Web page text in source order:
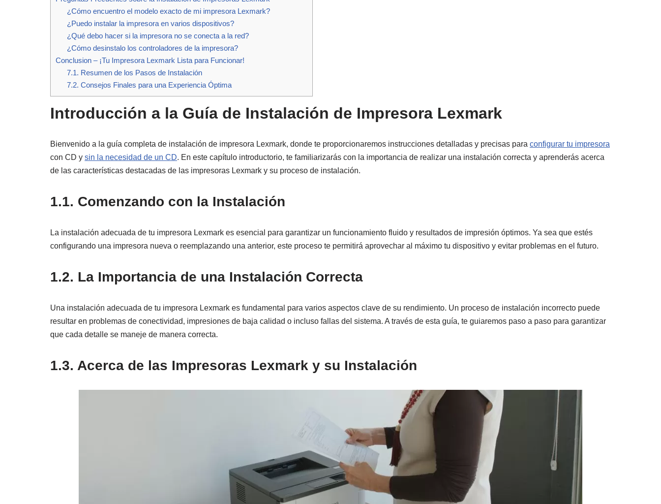
¿Cómo encuentro el modelo exacto de mi impresora Lexmark?
¿Puedo instalar la impresora en varios dispositivos?
¿Qué debo hacer si la impresora no se conecta a la red?
¿Cómo desinstalo los controladores de la impresora?
Conclusion – ¡Tu Impresora Lexmark Lista para Funcionar!
7.1. Resumen de los Pasos de Instalación
7.2. Consejos Finales para una Experiencia Óptima
Introducción a la Guía de Instalación de Impresora Lexmark
Bienvenido a la guía completa de instalación de impresora Lexmark, donde te proporcionaremos instrucciones detalladas y precisas para configurar tu impresora
con CD y sin la necesidad de un CD. En este capítulo introductorio, te familiarizarás con la importancia de realizar una instalación correcta y aprenderás acerca
de las características destacadas de las impresoras Lexmark y su proceso de instalación.
1.1. Comenzando con la Instalación
La instalación adecuada de tu impresora Lexmark es esencial para garantizar un funcionamiento fluido y resultados de impresión óptimos. Ya sea que estés
configurando una impresora nueva o reemplazando una anterior, este proceso te permitirá aprovechar al máximo tu dispositivo y evitar problemas en el futuro.
1.2. La Importancia de una Instalación Correcta
Una instalación adecuada de tu impresora Lexmark es fundamental para varios aspectos clave de su rendimiento. Un proceso de instalación incorrecto puede
resultar en problemas de conectividad, impresiones de baja calidad o incluso fallas del sistema. A través de esta guía, te guiaremos paso a paso para garantizar
que cada detalle se maneje de manera correcta.
1.3. Acerca de las Impresoras Lexmark y su Instalación